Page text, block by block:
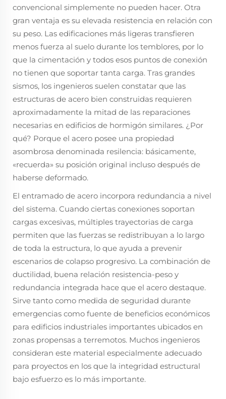
convencional simplemente no pueden hacer. Otra
gran ventaja es su elevada resistencia en relación con
su peso. Las edificaciones más ligeras transfieren
menos fuerza al suelo durante los temblores, por lo
que la cimentación y todos esos puntos de conexión
no tienen que soportar tanta carga. Tras grandes
sismos, los ingenieros suelen constatar que las
estructuras de acero bien construidas requieren
aproximadamente la mitad de las reparaciones
necesarias en edificios de hormigón similares. ¿Por
qué? Porque el acero posee una propiedad
asombrosa denominada resilencia: básicamente,
«recuerda» su posición original incluso después de
haberse deformado.
El entramado de acero incorpora redundancia a nivel
del sistema. Cuando ciertas conexiones soportan
cargas excesivas, múltiples trayectorias de carga
permiten que las fuerzas se redistribuyan a lo largo
de toda la estructura, lo que ayuda a prevenir
escenarios de colapso progresivo. La combinación de
ductilidad, buena relación resistencia-peso y
redundancia integrada hace que el acero destaque.
Sirve tanto como medida de seguridad durante
emergencias como fuente de beneficios económicos
para edificios industriales importantes ubicados en
zonas propensas a terremotos. Muchos ingenieros
consideran este material especialmente adecuado
para proyectos en los que la integridad estructural
bajo esfuerzo es lo más importante.